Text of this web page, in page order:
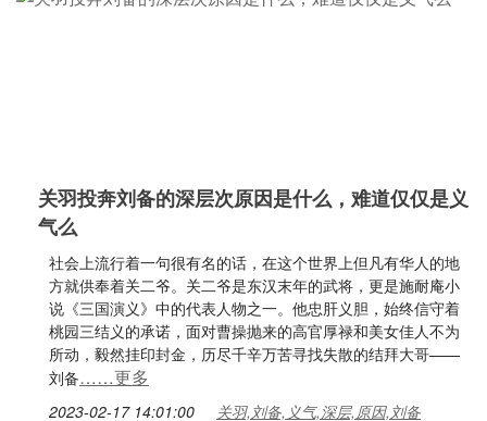
关羽投奔刘备的深层次原因是什么，难道仅仅是义
气么
社会上流行着一句很有名的话，在这个世界上但凡有华人的地
方就供奉着关二爷。关二爷是东汉末年的武将，更是施耐庵小
说《三国演义》中的代表人物之一。他忠肝义胆，始终信守着
桃园三结义的承诺，面对曹操抛来的高官厚禄和美女佳人不为
所动，毅然挂印封金，历尽千辛万苦寻找失散的结拜大哥——
刘备……更多
2023-02-17 14:01:00 关羽,刘备,义气,深层,原因,刘备